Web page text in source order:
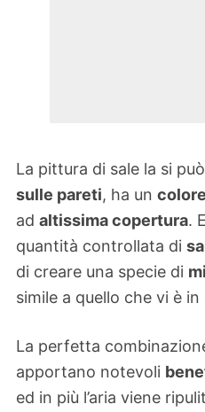
La pittura di sale la si
sulle pareti, ha un
ad altissima copertura.
quantità controllata di
di creare una specie di
simile a quello che vi è in
La perfetta
apportano notevoli
ed in più l’aria viene